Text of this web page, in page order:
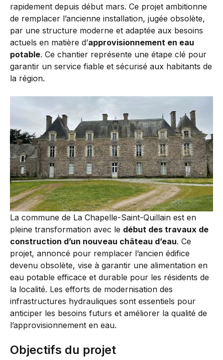
rapidement depuis début mars. Ce projet ambitionne
de remplacer l’ancienne installation, jugée obsolète,
par une structure moderne et adaptée aux besoins
actuels en matière d’approvisionnement en eau
potable. Ce chantier représente une étape clé pour
garantir un service fiable et sécurisé aux habitants de
la région.
La commune de La Chapelle-Saint-Quillain est en
pleine transformation avec le début des travaux de
construction d’un nouveau château d’eau. Ce
projet, annoncé pour remplacer l’ancien édifice
devenu obsolète, vise à garantir une alimentation en
eau potable efficace et durable pour les résidents de
la localité. Les efforts de modernisation des
infrastructures hydrauliques sont essentiels pour
anticiper les besoins futurs et améliorer la qualité de
l’approvisionnement en eau.
Objectifs du projet